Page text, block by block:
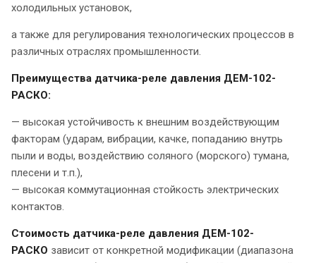
холодильных установок,
а также для регулирования технологических процессов в
различных отраслях промышленности.
Преимущества датчика-реле давления ДЕМ-102-
РАСКО:
— высокая устойчивость к внешним воздействующим
факторам (ударам, вибрации, качке, попаданию внутрь
пыли и воды, воздействию соляного (морского) тумана,
плесени и т.п.),
— высокая коммутационная стойкость электрических
контактов.
Стоимость датчика-реле давления ДЕМ-102-
РАСКО зависит от конкретной модификации (диапазона